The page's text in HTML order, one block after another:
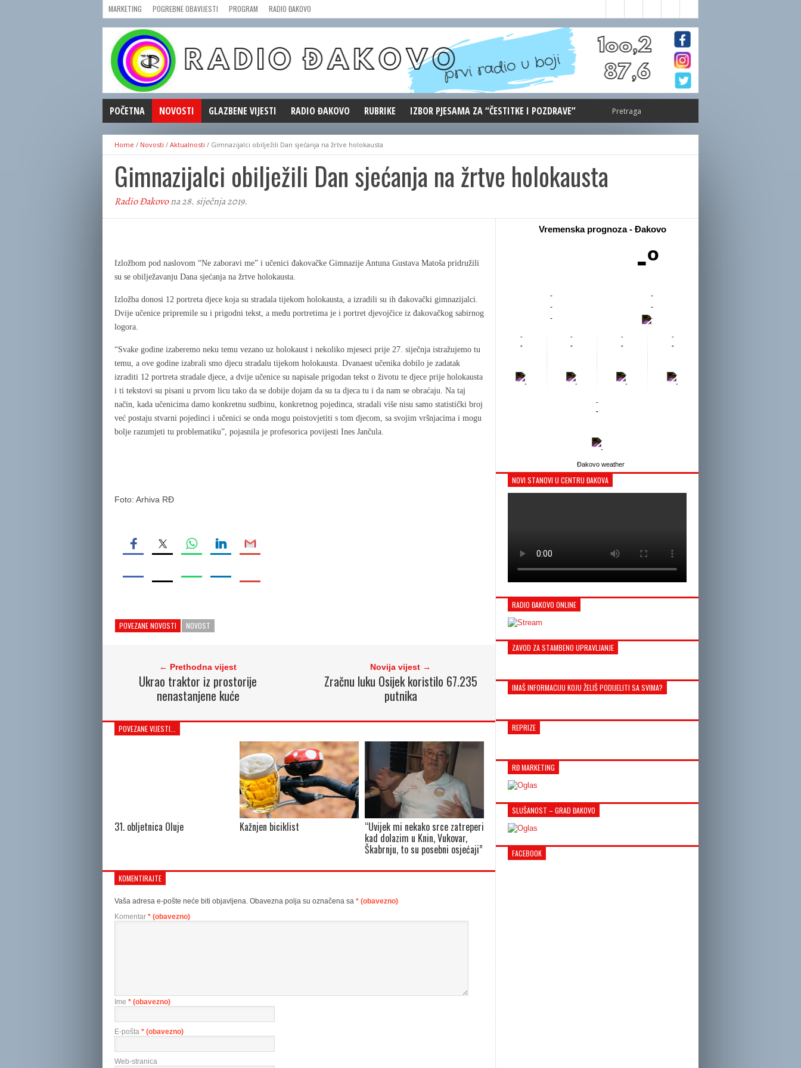
MARKETING POGREBNE OBAVIJESTI PROGRAM RADIO ĐAKOVO
POČETNA NOVOSTI
AKTUALNOSTI
CRNA KRONIKA
POLITIKA
ZANIMLJIVOSTI
GOSPODARSTVO
KULTURA
GLAZBENE VIJESTI RADIO ĐAKOVO
MARKETING
RUBRIKE
REPRIZE EMISIJA
DOBRE VIBRACIJE
ĐAKOVO GRADE
WEB ANKETA
IZBOR PJESAMA ZA “ČESTITKE I POZDRAVE”
Home / Novosti / Aktualnosti / Gimnazijalci obilježili Dan sjećanja na žrtve holokausta
Gimnazijalci obilježili Dan sjećanja na žrtve holokausta
Radio Đakovona 28. siječnja 2019.
Izložbom pod naslovom “Ne zaboravi me” i učenici đakovačke Gimnazije Antuna Gustava Matoša pridružili
su se obilježavanju Dana sjećanja na žrtve holokausta.
Izložba donosi 12 portreta djece koja su stradala tijekom holokausta, a izradili su ih đakovački gimnazijalci.
Dvije učenice pripremile su i prigodni tekst, a među portretima je i portret djevojčice iz đakovačkog sabirnog
logora.
“Svake godine izaberemo neku temu vezano uz holokaust i nekoliko mjeseci prije 27. siječnja istražujemo tu
temu, a ove godine izabrali smo djecu stradalu tijekom holokausta. Dvanaest učenika dobilo je zadatak
izraditi 12 portreta stradale djece, a dvije učenice su napisale prigodan tekst o životu te djece prije holokausta
i ti tekstovi su pisani u prvom licu tako da se dobije dojam da su ta djeca tu i da nam se obraćaju. Na taj
način, kada učenicima damo konkretnu sudbinu, konkretnog pojedinca, stradali više nisu samo statistički broj
već postaju stvarni pojedinci i učenici se onda mogu poistovjetiti s tom djecom, sa svojim vršnjacima i mogu
bolje razumjeti tu problematiku”, pojasnila je profesorica povijesti Ines Jančula.
Foto: Arhiva RĐ
POVEZANE NOVOSTI NOVOST
← Prethodna vijest
Ukrao traktor iz prostorije
nenastanjene kuće
Novija vijest →
Zračnu luku Osijek koristilo 67.235
putnika
POVEZANE VIJESTI...
31. obljetnica Oluje Kažnjen biciklist “Uvijek mi nekako srce zatreperi
kad dolazim u Knin, Vukovar,
Škabrnju, to su posebni osjećaji”
KOMENTIRAJTE
Vaša adresa e-pošte neće biti objavljena. Obavezna polja su označena sa * (obavezno)
Komentar * (obavezno)
Ime * (obavezno)
E-pošta * (obavezno)
Web-stranica
Vremenska prognoza - Đakovo
-º
-
-
-
-
-
-
-
-
-
-
-
-
-
-
-
-
-
-
-
-
-
-
-
-
-
-
Đakovo weather
NOVI STANOVI U CENTRU ĐAKOVA
RADIO ĐAKOVO ONLINE
ZAVOD ZA STAMBENO UPRAVLJANJE
IMAŠ INFORMACIJU KOJU ŽELIŠ PODIJELITI SA SVIMA?
REPRIZE
RĐ MARKETING
SLUŠANOST – GRAD ĐAKOVO
FACEBOOK